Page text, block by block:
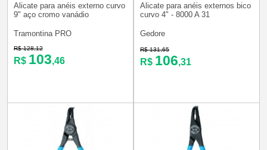
Alicate para anéis externo curvo
9" aço cromo vanádio
Tramontina PRO
R$ 128,12
R$ 103,46
Alicate para anéis externos bico
curvo 4" - 8000 A 31
Gedore
R$ 131,65
R$ 106,31